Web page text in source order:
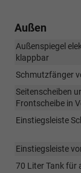
Außen
Außenspiegel
klappbar
Schmutzfänger
Seitenscheiben
Frontscheibe in
Einstiegsleiste
Einstiegsleiste
70 Liter Tank für